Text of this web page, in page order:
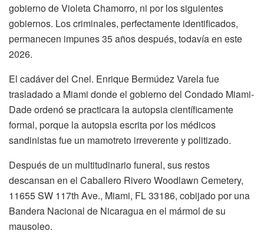
gobierno de Violeta Chamorro, ni por los siguientes
gobiernos. Los criminales, perfectamente identificados,
permanecen impunes 35 años después, todavía en este
2026.
El cadáver del Cnel. Enrique Bermúdez Varela fue
trasladado a Miami donde el gobierno del Condado Miami-
Dade ordenó se practicara la autopsia científicamente
formal, porque la autopsia escrita por los médicos
sandinistas fue un mamotreto irreverente y politizado.
Después de un multitudinario funeral, sus restos
descansan en el Caballero Rivero Woodlawn Cemetery,
11655 SW 117th Ave., Miami, FL 33186, cobijado por una
Bandera Nacional de Nicaragua en el mármol de su
mausoleo.